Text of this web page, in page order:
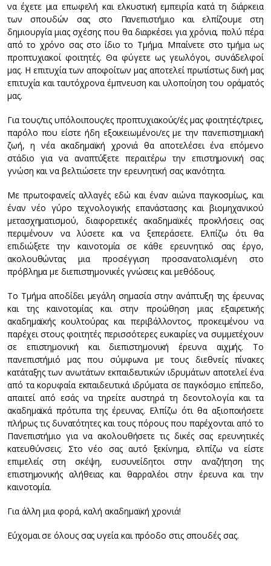
να έχετε μια επωφελή και ελκυστική εμπειρία κατά τη διάρκεια
των σπουδών σας στο Πανεπιστήμιο και ελπίζουμε στη
δημιουργία μιας σχέσης που θα διαρκέσει για χρόνια, πολύ πέρα
από το χρόνο σας στο ίδιο το Τμήμα. Μπαίνετε στο τμήμα ως
προπτυχιακοί φοιτητές. Θα φύγετε ως γεωλόγοι, συνάδελφοί
μας. Η επιτυχία των αποφοίτων μας αποτελεί πρωτίστως δική μας
επιτυχία και ταυτόχρονα έμπνευση και υλοποίηση του οράματός
μας.
Για τους/τις υπόλοιπους/ες προπτυχιακούς/ές μας φοιτητές/τριες,
παρόλο που είστε ήδη εξοικειωμένοι/ες με την πανεπιστημιακή
ζωή, η νέα ακαδημαϊκή χρονιά θα αποτελέσει ένα επόμενο
στάδιο για να αναπτύξετε περαιτέρω την επιστημονική σας
γνώση και να βελτιώσετε την ερευνητική σας ικανότητα.
Με πρωτοφανείς αλλαγές εδώ και έναν αιώνα παγκοσμίως, και
έναν νέο γύρο τεχνολογικής επανάστασης και βιομηχανικού
μετασχηματισμού, διαφορετικές ακαδημαϊκές προκλήσεις σας
περιμένουν να λύσετε και να ξεπεράσετε. Ελπίζω ότι θα
επιδιώξετε την καινοτομία σε κάθε ερευνητικό σας έργο,
ακολουθώντας μια προσέγγιση προσανατολισμένη στο
πρόβλημα με διεπιστημονικές γνώσεις και μεθόδους.
Το Τμήμα αποδίδει μεγάλη σημασία στην ανάπτυξη της έρευνας
και της καινοτομίας και στην προώθηση μιας εξαιρετικής
ακαδημαϊκής κουλτούρας και περιβάλλοντος, προκειμένου να
παρέχει στους φοιτητές περισσότερες ευκαιρίες να συμμετέχουν
σε επιστημονική και διεπιστημονική έρευνα αιχμής. Το
πανεπιστήμιό μας που σύμφωνα με τους διεθνείς πίνακες
κατάταξης των ανωτάτων εκπαιδευτικών ιδρυμάτων αποτελεί ένα
από τα κορυφαία εκπαιδευτικά ιδρύματα σε παγκόσμιο επίπεδο,
απαιτεί από εσάς να τηρείτε αυστηρά τη δεοντολογία και τα
ακαδημαϊκά πρότυπα της έρευνας. Ελπίζω ότι θα αξιοποιήσετε
πλήρως τις δυνατότητες και τους πόρους που παρέχονται από το
Πανεπιστήμιο για να ακολουθήσετε τις δικές σας ερευνητικές
κατευθύνσεις. Στο νέο σας αυτό ξεκίνημα, ελπίζω να είστε
επιμελείς στη σκέψη, ευσυνείδητοι στην αναζήτηση της
επιστημονικής αλήθειας και θαρραλέοι στην έρευνα και την
καινοτομία.
Για άλλη μια φορά, καλή ακαδημαϊκή χρονιά!
Εύχομαι σε όλους σας υγεία και πρόοδο στις σπουδές σας.